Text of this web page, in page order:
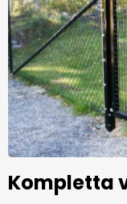
Kompletta